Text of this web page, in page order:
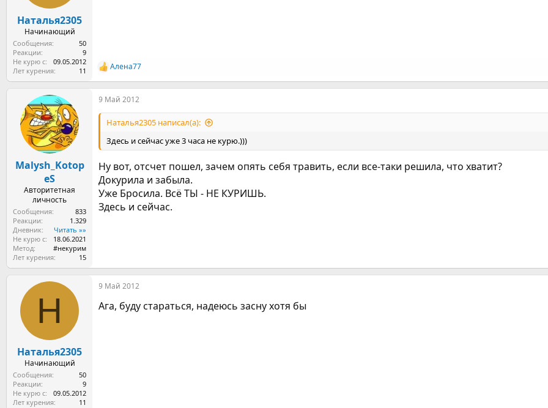
Наталья2305
Начинающий
Сообщения
50
Реакции
9
Не курю с
09.05.2012
Лет курения
11
Р
е
а
к
Алена77
Malysh_Kotop
eS
Авторитетная
личность
Сообщения
833
Реакции
1.329
Дневник
Читать »»
Не курю с
18.06.2021
Метод
#некурим
Лет курения
15
9 Май 2012
Наталья2305 написал(а):
Здесь и сейчас уже 3 часа не курю.)))
Ну вот, отсчет пошел, зачем опять себя травить, если все-таки решила, что хватит?
Докурила и забыла.
Уже Бросила. Всё ТЫ - НЕ КУРИШЬ.
Здесь и сейчас.
Н
Наталья2305
Начинающий
Сообщения
50
Реакции
9
Не курю с
09.05.2012
Лет курения
11
9 Май 2012
Ага, буду стараться, надеюсь засну хотя бы